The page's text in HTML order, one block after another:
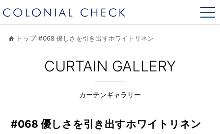
トップ›#068 優しさを引き出すホワイトリネン
CURTAIN GALLERY
カーテンギャラリー
#068 優しさを引き出すホワイトリネン